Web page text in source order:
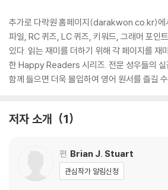
추가로 다락원 홈페이지(darakwon.co.kr)에
파일, RC 퀴즈, LC 퀴즈, 키워드, 그래머 포인
있다. 읽는 재미를 더하기 위해 각 페이지를 재
한 Happy Readers 시리즈. 전문 성우들의 실
함께 들으면 더욱 몰입하여 영어 원서를 즐길
저자 소개 1
편 Brian J. Stuart
관심작가 알림신청